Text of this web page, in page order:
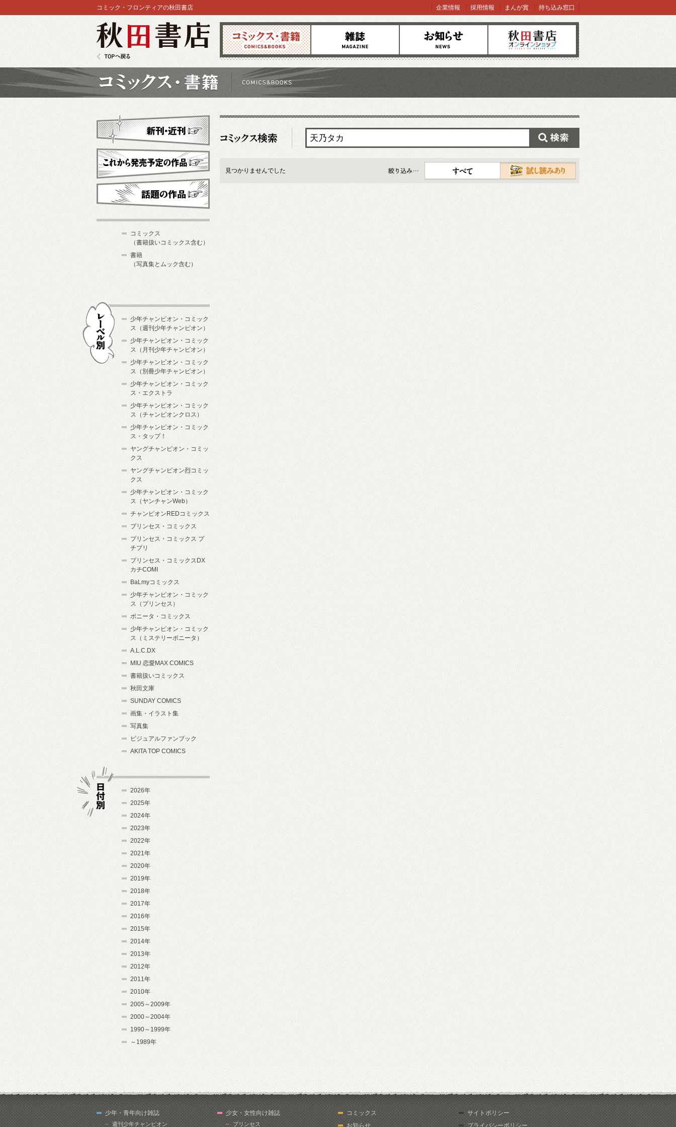
コミックス 雑誌 お知らせ オンラインショップ
コミック・フロンティアの秋田書店 企業情報 採用情報 まんが賞 持ち込み窓口
見つかりませんでした
すべて
新刊・近刊
これから発売予定
コミックス
（書籍扱いコミックス含む）
書籍
（写真集とムック含む）
少年チャンピオン・コミック
ス（週刊少年チャンピオン）
少年チャンピオン・コミック
ス（月刊少年チャンピオン）
少年チャンピオン・コミック
ス（別冊少年チャンピオン）
少年チャンピオン・コミック
ス・エクストラ
少年チャンピオン・コミック
ス（チャンピオンクロス）
少年チャンピオン・コミック
ス・タップ！
ヤングチャンピオン・コミッ
クス
ヤングチャンピオン烈コミッ
クス
少年チャンピオン・コミック
ス（ヤンチャンWeb）
チャンピオンREDコミックス
プリンセス・コミックス
プリンセス・コミックス プ
チプリ
プリンセス・コミックスDX
カチCOMI
BaLmyコミックス
少年チャンピオン・コミック
ス（プリンセス）
ボニータ・コミックス
少年チャンピオン・コミック
ス（ミステリーボニータ）
A.L.C.DX
MIU 恋愛MAX COMICS
書籍扱いコミックス
秋田文庫
SUNDAY COMICS
画集・イラスト集
写真集
ビジュアルファンブック
AKITA TOP COMICS
2026年
2025年
2024年
2023年
2022年
2021年
2020年
2019年
2018年
2017年
2016年
2015年
2014年
2013年
2012年
2011年
2010年
2005～2009年
2000～2004年
1990～1999年
～1989年
少年・青年向け雑誌
週刊少年チャンピオン
少女・女性向け雑誌
プリンセス
コミックス
お知らせ
サイトポリシー
プライバシーポリシー